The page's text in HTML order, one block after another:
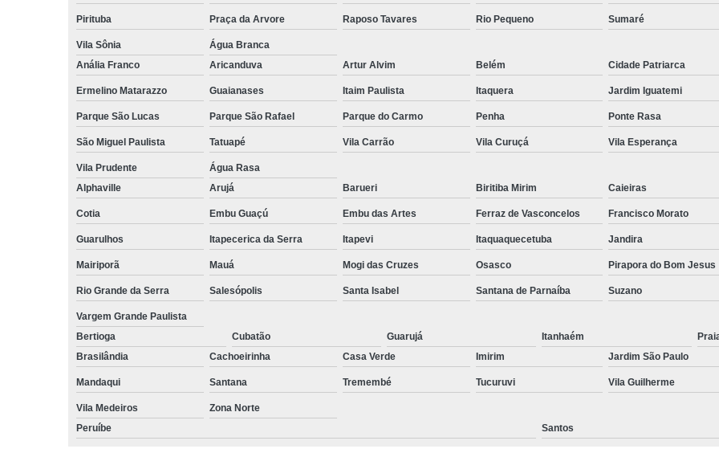
Pigmentação Capilar em
Pigmentação de Cabelo
Pigmentação na Careca
Preenchimento Capilar Central
Preenchimento Capilar com
Preenchimento Capilar
Preenchimento Capilar na
Preenchimento Capilar
Tratamento para a Calvície
Tratamento para Calvície com
Tratamento para Calvície
Pirituba Praça da Arvore Raposo Tavares Rio Pequeno Sumaré
Vila Sônia
Água Branca
Anália Franco
Aricanduva Artur Alvim Belém Cidade Patriarca
Ermelino Matarazzo Guaianases Itaim Paulista Itaquera Jardim Iguatemi
Parque São Lucas Parque São Rafael Parque do Carmo Penha Ponte Rasa
São Miguel Paulista Tatuapé Vila Carrão Vila Curuçá Vila Esperança
Vila Prudente
Água Rasa
Alphaville
Arujá Barueri Biritiba Mirim Caieiras
Cotia Embu Guaçú Embu das Artes Ferraz de Vasconcelos Francisco Morato
Guarulhos Itapecerica da Serra Itapevi Itaquaquecetuba Jandira
Mairiporã Mauá Mogi das Cruzes Osasco Pirapora do Bom Jesus
Rio Grande da Serra Salesópolis Santa Isabel Santana de Parnaíba Suzano
Vargem Grande Paulista
Bertioga
Cubatão Guarujá Itanhaém
Brasilândia
Cachoeirinha Casa Verde Imirim Jardim São Paulo
Mandaqui Santana Tremembé Tucuruvi Vila Guilherme
Vila Medeiros
Zona Norte
Peruíbe
Santos